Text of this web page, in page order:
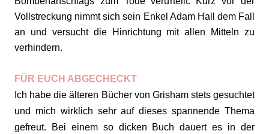
Vollstreckung nimmt sich sein Enkel Adam Hall dem Fall
an und versucht die Hinrichtung mit allen Mitteln zu
verhindern.
FÜR EUCH ABGECHECKT
Ich habe die älteren Bücher von Grisham stets gesuchtet
und mich wirklich sehr auf dieses spannende Thema
gefreut. Bei einem so dicken Buch dauert es in der